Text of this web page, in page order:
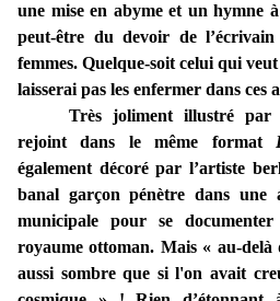
une mise en abyme et un hymne
peut-être du devoir de
femmes. Quelque-soit celui qui
laisserai pas les enfermer dans ces
Très joliment illustré par
rejoint dans le même format
également décoré par l’artiste
banal garçon pénètre dans une
municipale pour se
royaume ottoman. Mais « au-
aussi sombre que si l'on avait